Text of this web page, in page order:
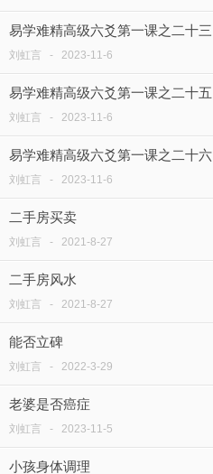
易学难精高级六爻第一课之二十三
刘虹言 - 2023-11-6
易学难精高级六爻第一课之二十五
刘虹言 - 2023-11-6
易学难精高级六爻第一课之二十六
刘虹言 - 2023-11-6
二手房买卖
刘虹言 - 2021-8-27
二手房风水
刘虹言 - 2021-8-27
能否立碑
刘虹言 - 2022-3-29
老婆是否癌症
刘虹言 - 2023-11-5
小孩身体调理